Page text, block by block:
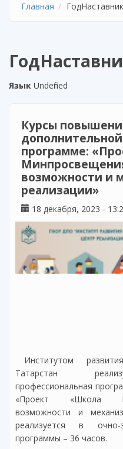
Главная
Язык Undefined
Курсы
программе:
возможности и
реализации»
18 декабря, 2023 -
Институтом
Татарстан
профессиональная
«Проект «Школа
возможности и
реализуется в
программы – 36 часов.